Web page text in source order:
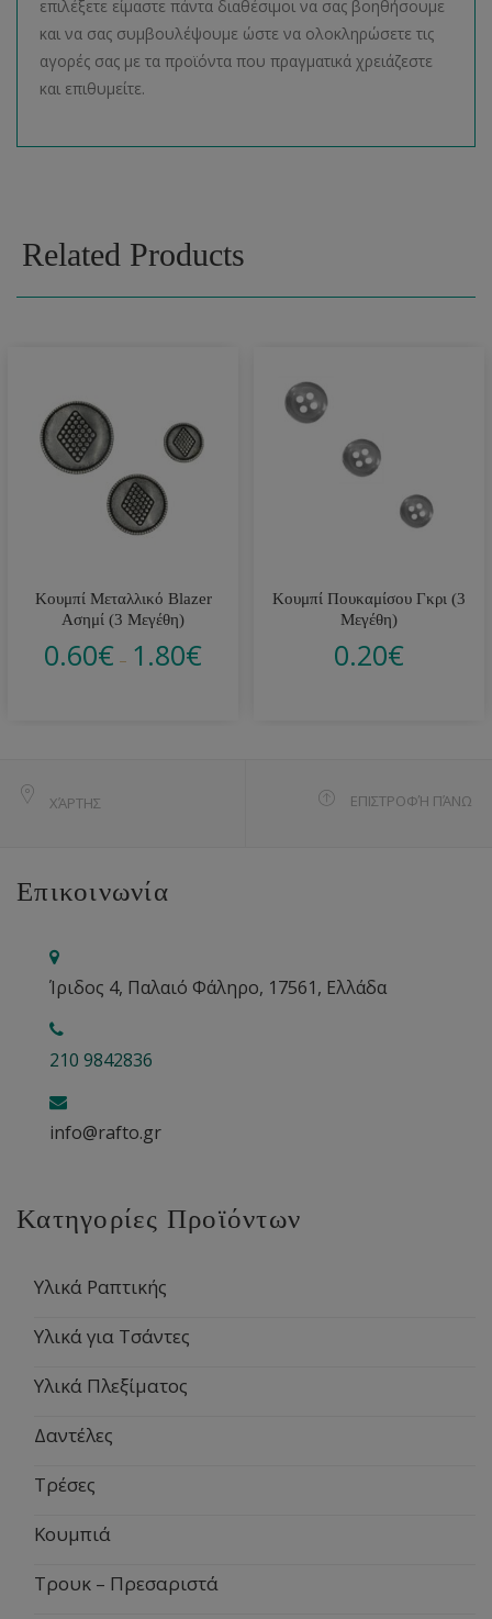
επιλέξετε είμαστε πάντα διαθέσιμοι να σας βοηθήσουμε
και να σας συμβουλέψουμε ώστε να ολοκληρώσετε τις
αγορές σας με τα προϊόντα που πραγματικά χρειάζεστε
και επιθυμείτε.
Related Products
Κουμπί Μεταλλικό Blazer
Ασημί (3 Μεγέθη)
0.60€ – 1.80€
Κουμπί Πουκαμίσου Γκρι (3
Μεγέθη)
0.20€
ΧΆΡΤΗΣ ΕΠΙΣΤΡΟΦΉ ΠΆΝΩ
Επικοινωνία
Ίριδος 4, Παλαιό Φάληρο, 17561, Ελλάδα
210 9842836
info@rafto.gr
Κατηγορίες Προϊόντων
Υλικά Ραπτικής
Υλικά για Τσάντες
Υλικά Πλεξίματος
Δαντέλες
Τρέσες
Κουμπιά
Τρουκ – Πρεσαριστά